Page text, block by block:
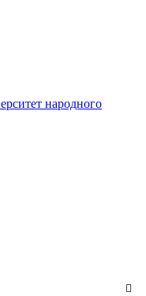
народного